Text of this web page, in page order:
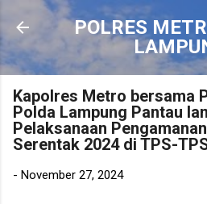
Langsung ke
POLRES
Kapolres Metro bersama
Polda Lampung Pantau
Pelaksanaan
Serentak 2024 di TPS-
- November 27, 2024